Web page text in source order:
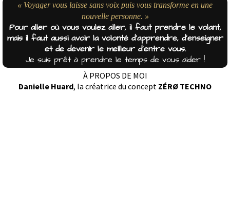
« Voyager vous laisse sans voix puis vous transforme en une
nouvelle personne. »
Pour aller où vous voulez aller, il faut prendre le volant,
mais il faut aussi avoir la volonté d'apprendre, d'enseigner
et de devenir le meilleur d'entre vous.
Je suis prêt à prendre le temps de vous aider !
À PROPOS DE MOI
Danielle Huard, la créatrice du concept ZÉRØ TECHNO